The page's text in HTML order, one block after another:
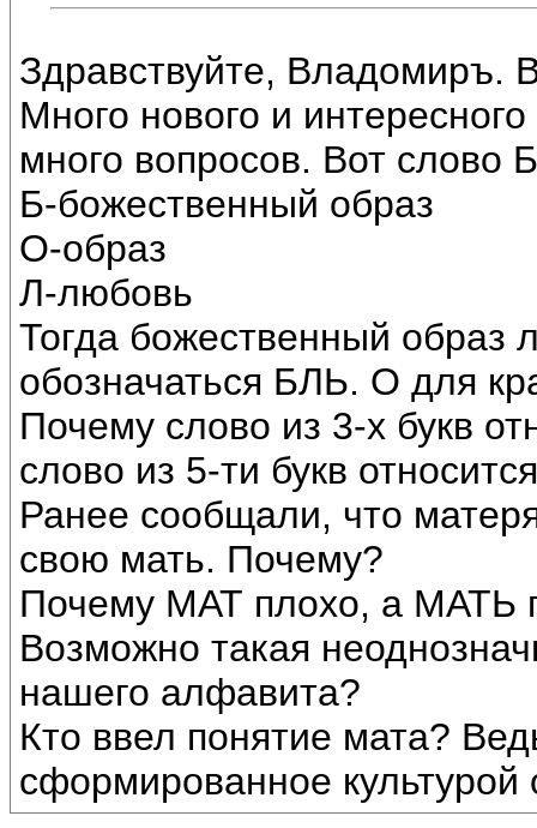
Здравствуйте, Владомиръ.
Много нового и
много вопросов. Вот слово
Б-божественный образ
О-образ
Л-любовь
Тогда божественный образ
обозначаться БЛЬ. О для
Почему слово из 3-х букв
слово из 5-ти букв
Ранее сообщали, что
свою мать. Почему?
Почему МАТ плохо, а МАТЬ
Возможно такая
нашего алфавита?
Кто ввел понятие мата?
сформированное